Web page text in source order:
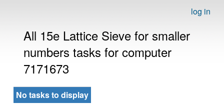
log in
All 15e Lattice Sieve for smaller
numbers tasks for computer
7171673
No tasks to display